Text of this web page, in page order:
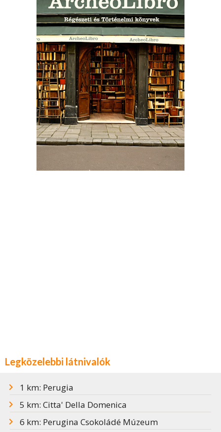
Legközelebbi látnivalók
1 km: Perugia
5 km: Citta' Della Domenica
6 km: Perugina Csokoládé Múzeum